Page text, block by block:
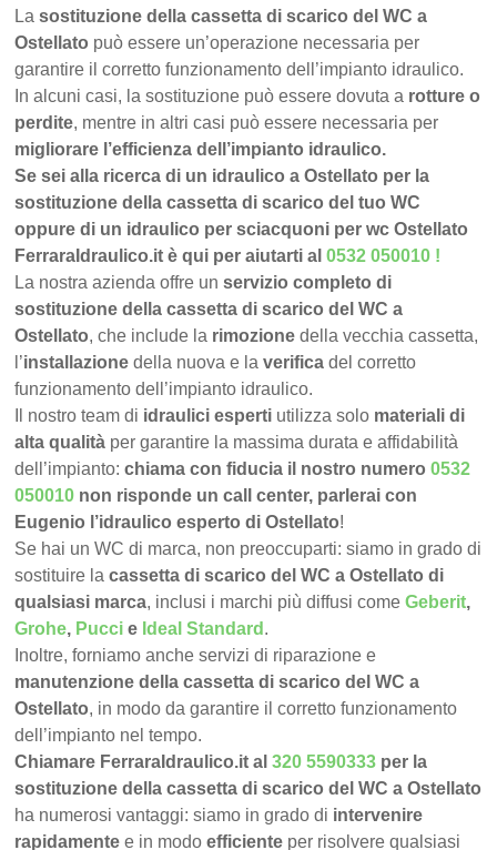
Lasostituzione della cassetta di scarico del WC a
Ostellato può essere un’operazione necessaria per
garantire il corretto funzionamento dell’impianto idraulico.
In alcuni casi, la sostituzione può essere dovuta a rotture o
perdite, mentre in altri casi può essere necessaria per
migliorare l’efficienza dell’impianto idraulico.
Se sei alla ricerca di un idraulico a Ostellato per la
sostituzione della cassetta di scarico del tuo WC
oppure di un idraulico per sciacquoni per wc Ostellato
FerraraIdraulico.it è qui per aiutarti al0532 050010 !
La nostra azienda offre unservizio completo di
sostituzione della cassetta di scarico del WC a
Ostellato, che include la rimozione della vecchia cassetta,
l’installazione della nuova e laverifica del corretto
funzionamento dell’impianto idraulico.
Il nostro team di idraulici esperti utilizza solo materiali di
alta qualità per garantire la massima durata e affidabilità
dell’impianto:chiama con fiducia il nostro numero0532
050010 non risponde un call center, parlerai con
Eugenio l’idraulico esperto di Ostellato!
Se hai un WC di marca, non preoccuparti: siamo in grado di
sostituire lacassetta di scarico del WC a Ostellato di
qualsiasi marca, inclusi i marchi più diffusi comeGeberit,
Grohe, Pucci e Ideal Standard .
Inoltre, forniamo anche servizi di riparazione e
manutenzione della cassetta di scarico del WC a
Ostellato, in modo da garantire il corretto funzionamento
dell’impianto nel tempo.
Chiamare FerraraIdraulico.it al320 5590333 per la
sostituzione della cassetta di scarico del WC a Ostellato
ha numerosi vantaggi: siamo in grado di intervenire
rapidamente e in modoefficiente per risolvere qualsiasi